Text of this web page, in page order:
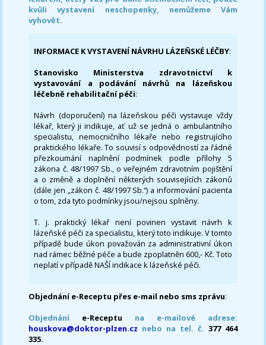
kvůli vystavení neschopenky, nemůžeme Vám
vyhovět.
INFORMACE K VYSTAVENÍ NÁVRHU LÁZEŇSKÉ LÉČBY:
Stanovisko Ministerstva zdravotnictví k
vystavování a podávání návrhů na lázeňskou
léčebně rehabilitační péči:
Návrh (doporučení) na lázeňskou péči vystavuje vždy
lékař, který ji indikuje, ať už se jedná o ambulantního
specialistu, nemocničního lékaře nebo registrujícího
praktického lékaře. To souvisí s odpovědností za řádné
přezkoumání naplnění podmínek podle přílohy 5
zákona č. 48/1997 Sb., o veřejném zdravotním pojištění
a o změně a doplnění některých souvisejících zákonů
(dále jen „zákon č. 48/1997 Sb.“) a informování pacienta
o tom, zda tyto podmínky jsou/nejsou splněny.
T. j. praktický lékař není povinen vystavit návrh k
lázeňské péči za specialistu, který toto indikuje. V tomto
případě bude úkon považován za administrativní úkon
nad rámec běžné péče a bude zpoplatněn 600,- Kč. Toto
neplatí v případě NAŠÍ indikace k lázeňské péči.
Objednání e-Receptu přes e-mail nebo sms zprávu:
Objednání e-Receptu na e-mailové adrese:
houskova@doktor-plzen.cz nebo na tel. č. 377 464
335.